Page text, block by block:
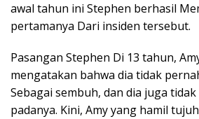
awal tahun ini Stephen berhasil
pertamanya Dari insiden tersebut.
Pasangan Stephen Di 13 tahun,
mengatakan bahwa dia tidak
Sebagai sembuh, dan dia juga
padanya. Kini, Amy yang hamil